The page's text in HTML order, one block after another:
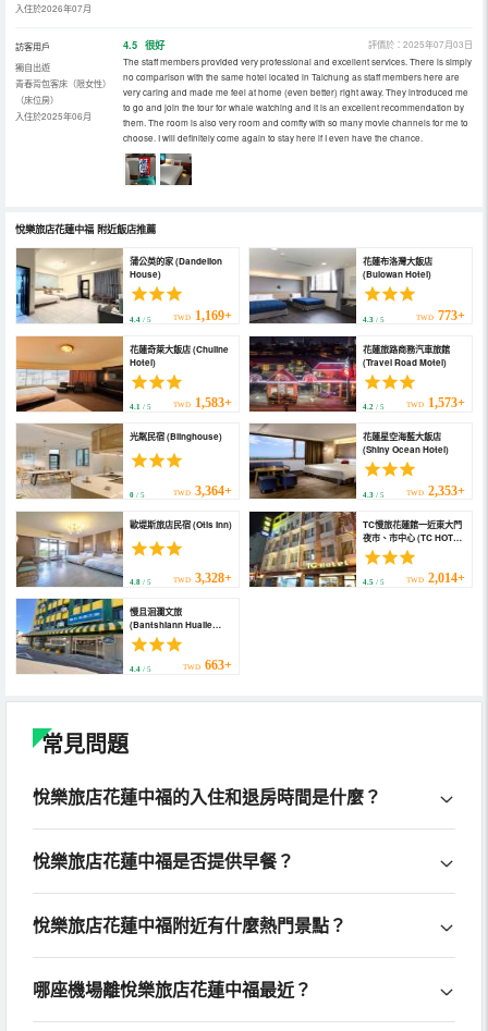
入住於2026年07月
訪客用戶
獨自出遊
青春背包客床（限女性）
（床位房）
入住於2025年06月
4.5 很好
評價於：2025年07月03日
The staff members provided very professional and excellent services. There is simply
no comparison with the same hotel located in Taichung as staff members here are
very caring and made me feel at home (even better) right away. They introduced me
to go and join the tour for whale watching and it is an excellent recommendation by
them. The room is also very room and comfty with so many movie channels for me to
choose. I will definitely come again to stay here if I even have the chance.
悅樂旅店花蓮中福 附近飯店推薦
蒲公英的家 (Dandelion
House)
4.4 / 5 TWD 1,169+
花蓮布洛灣大飯店
(Bulowan Hotel)
4.3/ 5 TWD 773+
花蓮奇萊大飯店 (Chuline
Hotel)
4.1 / 5 TWD 1,583+
花蓮旅路商務汽車旅館
(Travel Road Motel)
4.2/ 5 TWD 1,573+
光粼民宿 (Blinghouse)
0 / 5 TWD 3,364+
花蓮星空海藍大飯店
(Shiny Ocean Hotel)
4.3/ 5 TWD 2,353+
歐堤斯旅店民宿 (Otis Inn)
4.8 / 5 TWD 3,328+
TC慢旅花蓮館一近東大門
夜市、市中心 (TC HOTEL
HUALIEN)
4.5/ 5 TWD 2,014+
慢且洄瀾文旅
(Bantshiann Hualie
Hotel)
4.4 / 5 TWD 663+
常見問題
悅樂旅店花蓮中福的入住和退房時間是什麼？
悅樂旅店花蓮中福是否提供早餐？
悅樂旅店花蓮中福附近有什麼熱門景點？
哪座機場離悅樂旅店花蓮中福最近？